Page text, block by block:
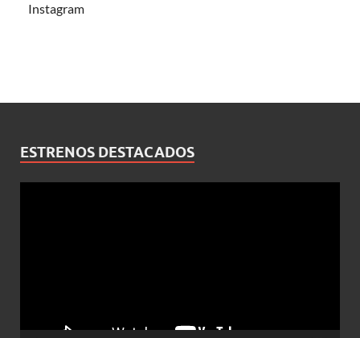
Instagram
ESTRENOS DESTACADOS